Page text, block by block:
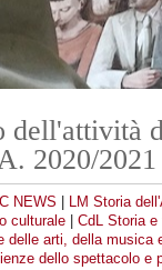
dell'attività
2020/2021
NEWS LM Storia
culturale
CdL Storia
delle arti, della musica
dello spettacolo e